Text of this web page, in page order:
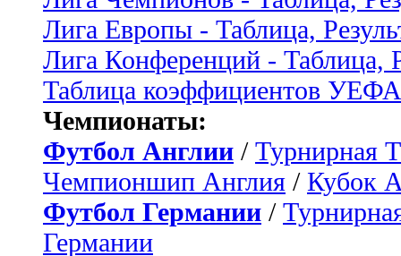
Лига Европы - Таблица,
Лига Конференций - Таблица,
Таблица коэффициентов УЕФА
Чемпионаты:
Футбол Англии / Турнирная
Чемпионшип Англия / Кубок
Футбол Германии /
Германии